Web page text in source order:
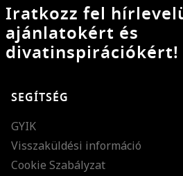
Iratkozz fel
ajánlatokért és
divatinspirációkért!
SEGÍTSÉG
GYIK
Visszaküldési információ
Cookie Szabályzat